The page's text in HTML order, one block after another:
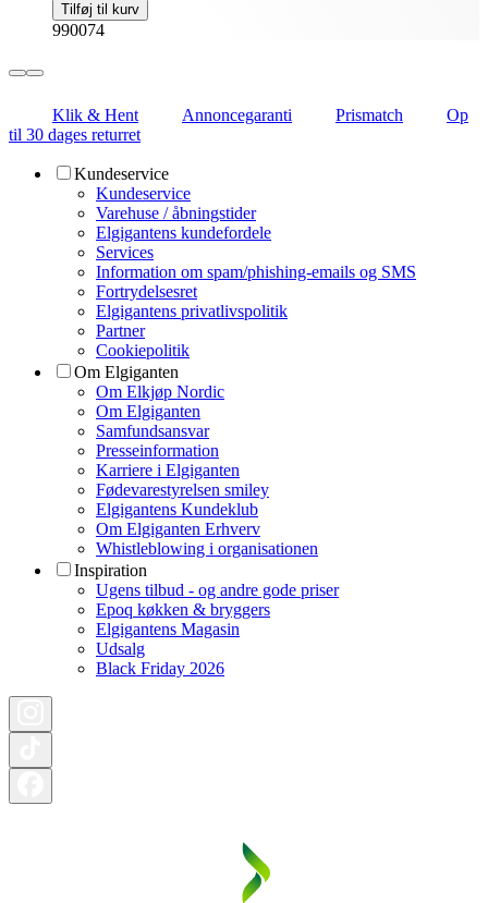
Tilføj til kurv
990074
Klik & Hent Annoncegaranti Prismatch
Op
til 30 dages returret
Kundeservice
Kundeservice
Varehuse / åbningstider
Elgigantens kundefordele
Services
Information om spam/phishing-emails og SMS
Fortrydelsesret
Elgigantens privatlivspolitik
Partner
Cookiepolitik
Om Elgiganten
Om Elkjøp Nordic
Om Elgiganten
Samfundsansvar
Presseinformation
Karriere i Elgiganten
Fødevarestyrelsen smiley
Elgigantens Kundeklub
Om Elgiganten Erhverv
Whistleblowing i organisationen
Inspiration
Ugens tilbud - og andre gode priser
Epoq køkken & bryggers
Elgigantens Magasin
Udsalg
Black Friday 2026